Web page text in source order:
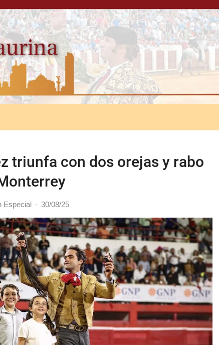
triunfa con dos orejas y rabo
Especial - 30/08/25